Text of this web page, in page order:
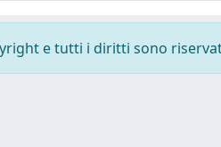
e tutti i diritti sono